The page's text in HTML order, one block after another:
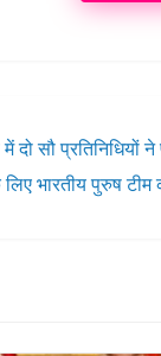
सौ प्रतिनिधियों
भारतीय पुरुष टीम